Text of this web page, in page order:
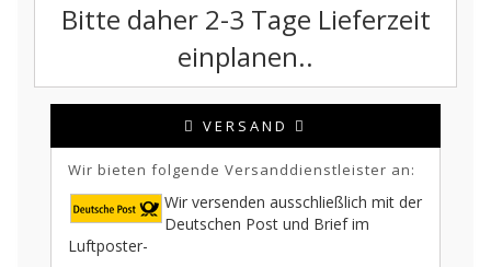
Bitte daher 2-3 Tage Lieferzeit
einplanen..
VERSAND
Wir bieten folgende Versanddienstleister an:
Wir versenden ausschließlich mit der
Deutschen Post und Brief im
Luftposter-